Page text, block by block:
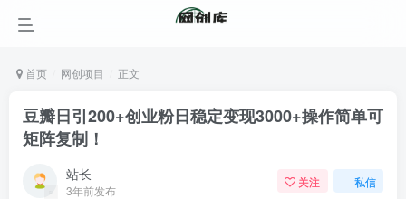
首页 网创项目 正文
豆瓣日引200+创业粉日稳定变现3000+操作简单可
矩阵复制！
站长
3年前发布
关注 私信